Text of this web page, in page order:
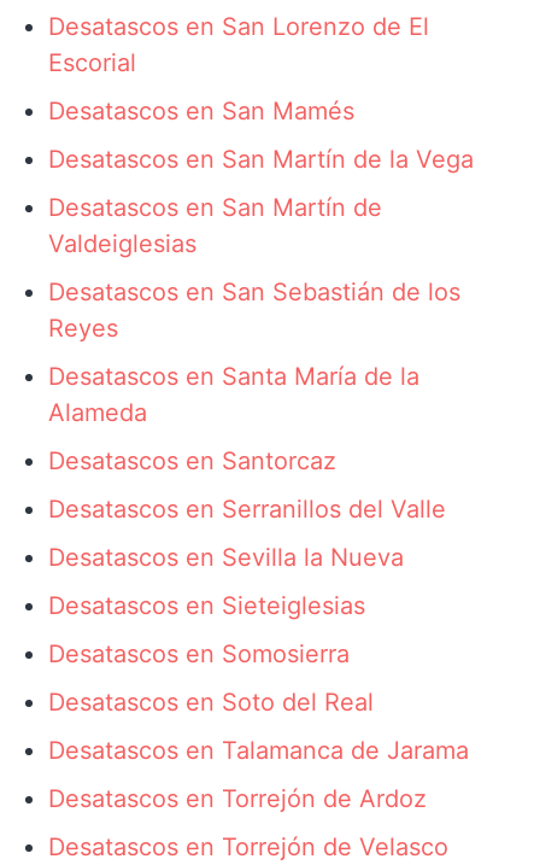
Desatascos en San Lorenzo de El
Escorial
Desatascos en San Mamés
Desatascos en San Martín de la Vega
Desatascos en San Martín de
Valdeiglesias
Desatascos en San Sebastián de los
Reyes
Desatascos en Santa María de la
Alameda
Desatascos en Santorcaz
Desatascos en Serranillos del Valle
Desatascos en Sevilla la Nueva
Desatascos en Sieteiglesias
Desatascos en Somosierra
Desatascos en Soto del Real
Desatascos en Talamanca de Jarama
Desatascos en Torrejón de Ardoz
Desatascos en Torrejón de Velasco